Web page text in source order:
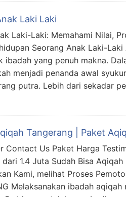
Laki Laki
Laki-Laki: Memahami Nilai,
Seorang Anak Laki-
ibadah yang penuh makna.
menjadi penanda awal
putra. Lebih dari sekadar
Tangerang | Paket
Contact Us Paket Harga
1.4 Juta Sudah Bisa
Kami, melihat Proses
Melaksanakan ibadah